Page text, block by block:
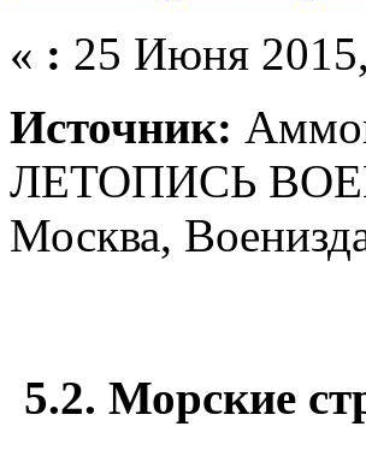
« : 25 Июня
Источник:
ЛЕТОПИСЬ
Москва,
5.2. Морские